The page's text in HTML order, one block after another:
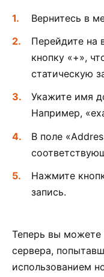
Вернитесь в
Перейдите на
кнопку «+»,
статическую
Укажите имя
Например,
В поле
Нажмите
запись.
Теперь вы можете
сервера,
использованием